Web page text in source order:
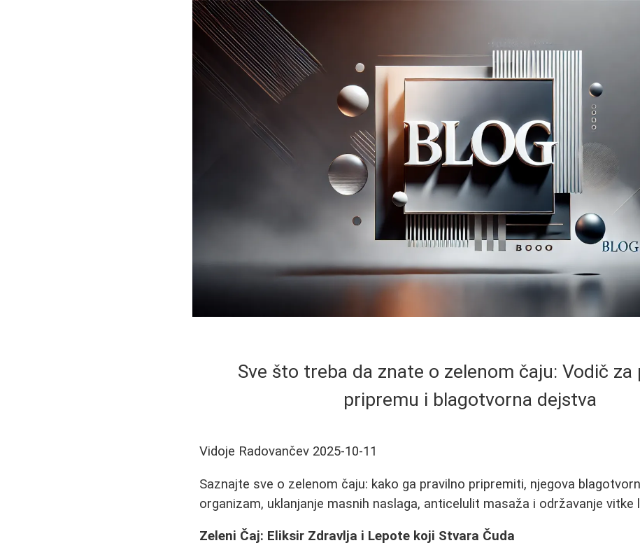
Sve što treba da znate o zelenom čaju: Vodič za
pripremu i blagotvorna dejstva
Vidoje Radovančev 2025-10-11
Saznajte sve o zelenom čaju: kako ga pravilno pripremiti, njegova
organizam, uklanjanje masnih naslaga, anticelulit masaža i održavanje vitke
Zeleni Čaj: Eliksir Zdravlja i Lepote koji Stvara Čuda